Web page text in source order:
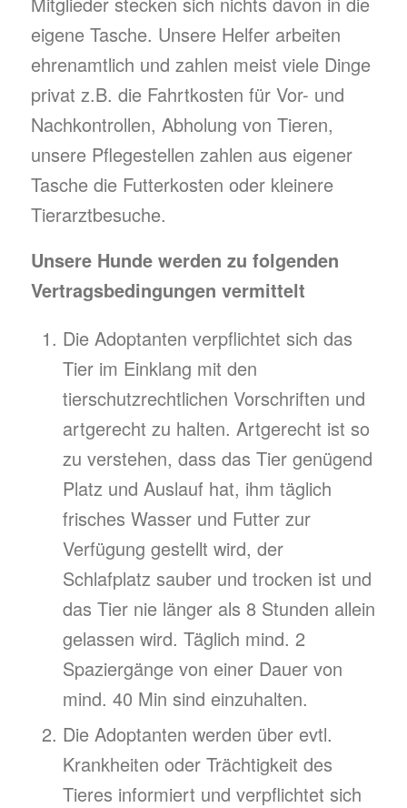
eigene Tasche. Unsere Helfer arbeiten
ehrenamtlich und zahlen meist viele Dinge
privat z.B. die Fahrtkosten für Vor- und
Nachkontrollen, Abholung von Tieren,
unsere Pflegestellen zahlen aus eigener
Tasche die Futterkosten oder kleinere
Tierarztbesuche.
Unsere Hunde werden zu folgenden
Vertragsbedingungen vermittelt
Die Adoptanten verpflichtet sich das
Tier im Einklang mit den
tierschutzrechtlichen Vorschriften und
artgerecht zu halten. Artgerecht ist so
zu verstehen, dass das Tier genügend
Platz und Auslauf hat, ihm täglich
frisches Wasser und Futter zur
Verfügung gestellt wird, der
Schlafplatz sauber und trocken ist und
das Tier nie länger als 8 Stunden allein
gelassen wird. Täglich mind. 2
Spaziergänge von einer Dauer von
mind. 40 Min sind einzuhalten.
Die Adoptanten werden über evtl.
Krankheiten oder Trächtigkeit des
Tieres informiert und verpflichtet sich